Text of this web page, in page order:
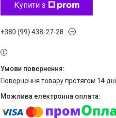
Купити з
+380 (99) 438-27-28
повернення товару протягом 14